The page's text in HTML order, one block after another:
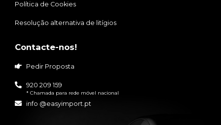
Política de Cookies
Resolução alternativa de litígios
Contacte-nos!
Pedir Proposta
920 209 159
* Chamada para rede móvel nacional
info @easyimport.pt